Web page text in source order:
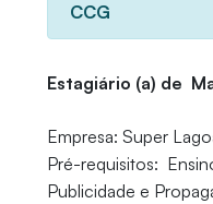
CCG
Estagiário (a) de
Empresa: Super
Pré-requisitos:
Publicidade e